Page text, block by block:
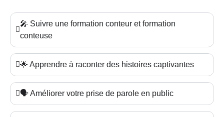
🎤 Suivre une formation conteur et formation
conteuse
🌟 Apprendre à raconter des histoires captivantes
🗣️ Améliorer votre prise de parole en public